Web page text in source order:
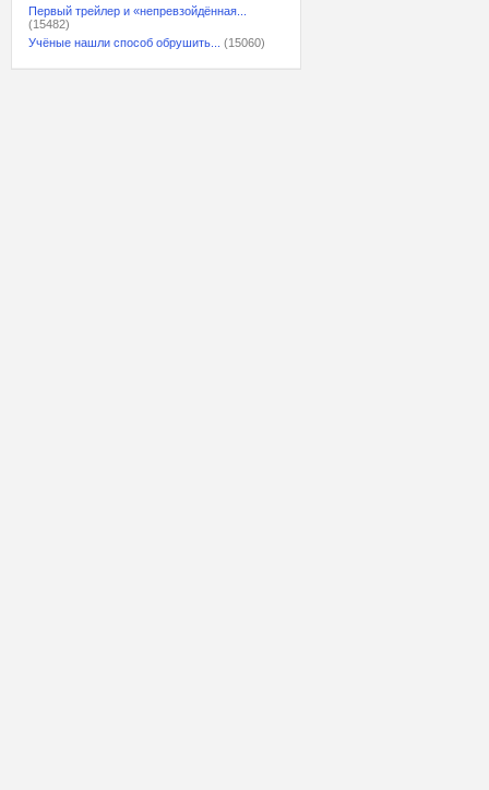
Первый трейлер и «непревзойдённая...
(15482)
Учёные нашли способ обрушить...
(15060)